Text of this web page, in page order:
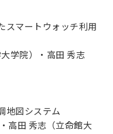
スマートウォッチ利用
学院）・高田 秀志
地図システム
高田 秀志（立命館大